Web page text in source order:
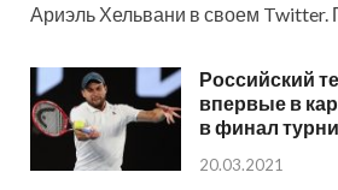
Ариэль Хельвани в своем Twitter.
Российский
впервые в
в финал
20.03.2021